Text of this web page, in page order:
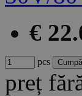
€
pcs
preț